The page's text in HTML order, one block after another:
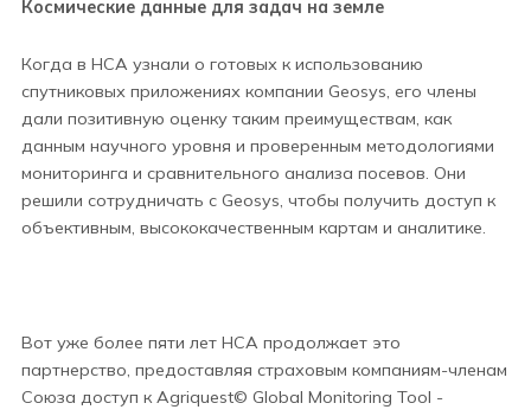
Космические данные для задач на земле
Когда в НСА узнали о готовых к использованию
спутниковых приложениях компании Geosys, его члены
дали позитивную оценку таким преимуществам, как
данным научного уровня и проверенным методологиями
мониторинга и сравнительного анализа посевов. Они
решили сотрудничать с Geosys, чтобы получить доступ к
объективным, высококачественным картам и аналитике.
Вот уже более пяти лет НСА продолжает это
партнерство, предоставляя страховым компаниям-членам
Союза доступ к Agriquest© Global Monitoring Tool -